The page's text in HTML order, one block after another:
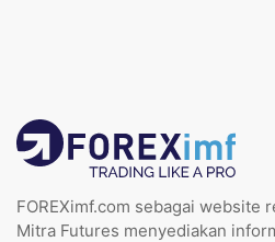
FOREXimf.com sebagai website
Mitra Futures menyediakan